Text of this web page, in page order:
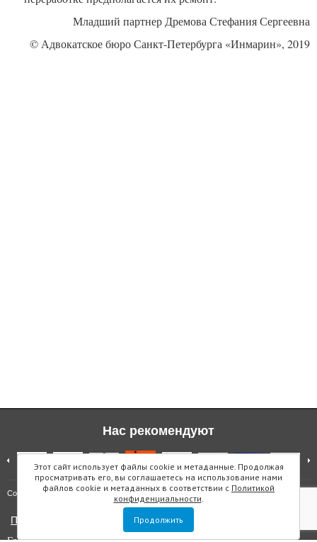
Младший партнер Дремова Стефания Сергеевна
© Адвокатское бюро Санкт-Петербурга «Инмарин», 2019
Этот сайт использует файлы cookie и метаданные. Продолжая
просматривать его, вы соглашаетесь на использование нами
файлов cookie и метаданных в соответствии с Политикой
конфиденциальности.
Продолжить
Нас рекомендуют
Copyright © "Инмарин" Карта сайта
Политика конфиденциальности